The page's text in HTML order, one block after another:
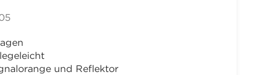
und Reflektor